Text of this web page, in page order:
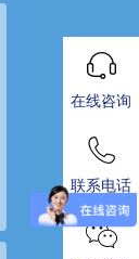
在线咨询
联系电话